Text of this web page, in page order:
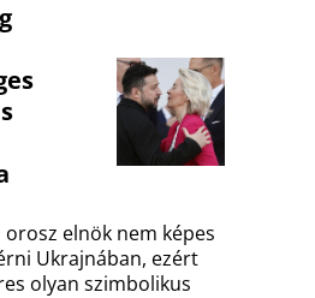
elnök nem képes
Ukrajnában, ezért
olyan szimbolikus